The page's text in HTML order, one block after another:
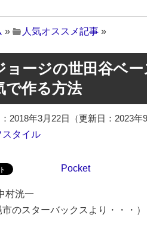
» 人気オススメ記事 »
ョージの世田谷ベ
で作る方法
2018年3月22日 （更新日：2023年
スタイル
Pocket
村洸一
市のスターバックスより・・・）